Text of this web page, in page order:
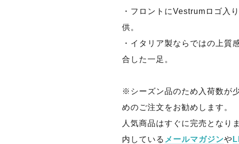
・フロントにVestrumロゴ入
供。
・イタリア製ならではの上質
合した一足。
※シーズン品のため入荷数が
めのご注文をお勧めします。
人気商品はすぐに完売となり
内している メールマガジンや